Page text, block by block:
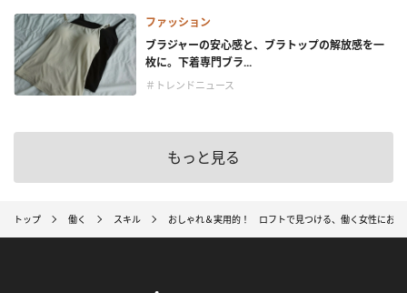
ファッション
ブラジャーの安心感と、ブラトップの解放感を一
枚に。下着専門ブラ...
＃トレンドニュース
もっと見る
トップ 働く スキル おしゃれ＆実用的！ ロフトで見つける、働く女性におす